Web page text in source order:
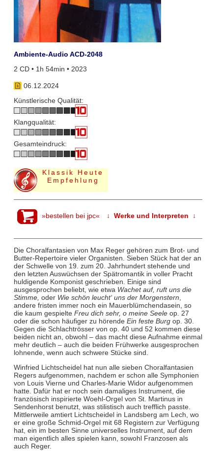
Ambiente-Audio ACD-2048
2 CD • 1h 54min • 2023
06.12.2024
Künstlerische Qualität:
Klangqualität:
Gesamteindruck:
Klassik Heute
Empfehlung
»bestellen bei jpc« ↓ Werke und Interpreten ↓
Die Choralfantasien von Max Reger gehören zum Brot- und
Butter-Repertoire vieler Organisten. Sieben Stück hat der an
der Schwelle von 19. zum 20. Jahrhundert stehende und
den letzten Auswüchsen der Spätromantik in voller Pracht
huldigende Komponist geschrieben. Einige sind
ausgesprochen beliebt, wie etwa Wachet auf, ruft uns die
Stimme, oder Wie schön leucht‘ uns der Morgenstern
andere fristen immer noch ein Mauerblümchendasein, so
die kaum gespielte Freu dich sehr, o meine Seele op. 27
oder die schon häufiger zu hörende Ein feste Burgop. 30.
Gegen die Schlachtrösser von op. 40 und 52 kommen diese
beiden nicht an, obwohl – das macht diese Aufnahme einmal
mehr deutlich – auch die beiden Frühwerke ausgesprochen
lohnende, wenn auch schwere Stücke sind.
Winfried Lichtscheidel hat nun alle sieben Choralfantasien
Regers aufgenommen, nachdem er schon alle Symphonien
von Louis Vierne und Charles-Marie Widor aufgenommen
hatte. Dafür hat er noch sein damaliges Instrument, die
französisch inspirierte Woehl-Orgel von St. Martinus in
Sendenhorst benutzt, was stilistisch auch trefflich passte.
Mittlerweile amtiert Lichtscheidel in Landsberg am Lech, wo
er eine große Schmid-Orgel mit 68 Registern zur Verfügung
hat, ein im besten Sinne universelles Instrument, auf dem
man eigentlich alles spielen kann, sowohl Franzosen als
auch Reger.